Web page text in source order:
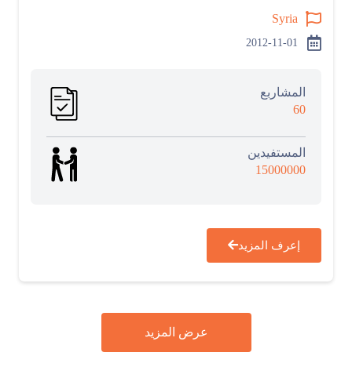
Syria
2012-11-01
المشاربع
60
المستفيدين
15000000
إعرف المزيد
عرض المزيد